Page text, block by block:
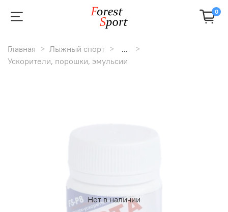
0
Главная Лыжный спорт
...
Ускорители, порошки, эмульсии
Нет в наличии